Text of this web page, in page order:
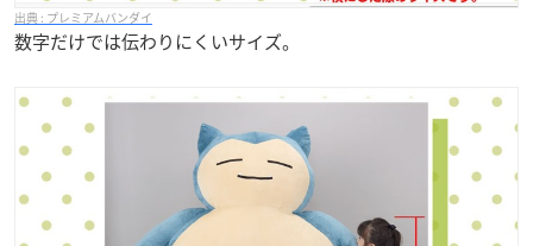
プレミアムバンダイ
数字だけでは伝わりにくいサイズ。